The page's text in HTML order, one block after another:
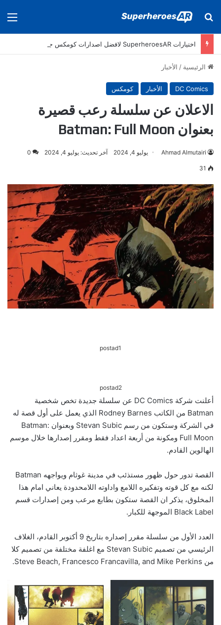
بحث عن
الرئيسية / الأخبار
DC Comics الأخبار كومكس
الاعلان عن سلسلة رعب قصيرة
بعنوان Batman: Full Moon
Ahmad Almutairi يوليو 4, 2024 آخر تحديث: يوليو 4, 2024 0
31
postad1
postad2
أعلنت شركة DC Comics عن سلسلة جديدة تخص شخصية
Batman من الكاتب Rodney Barnes الذي يعمل على أول قصة له
في الشركة وستكون من رسم Stevan Subic وبعنوان Batman:
Full Moon ومكونة من أربعة اعداد فقط ومقرر إصدارها خلال موسم
الهالوين القادم.
القصة تدور حول ظهور مستذئب في مدينة غوثام ويواجهه Batman
لكنه مع كل قوته وتفكيره اللامع واداوته اللامحدودة يعاني امام هذا
المخلوق، يذكر ان القصة ستكون بطابع مرعب ومن إصدارات قسم
Black Label الموجهة للكبار.
العدد الأول من سلسلة مقرر إصداره بتاريخ 9 أكتوبر القادم، الغلاف
الرئيسي من تصميم Stevan Subic مع اغلفة مختلفة من تصميم كلا
من Steve Beach, Francesco Francavilla, and Mike Perkins.